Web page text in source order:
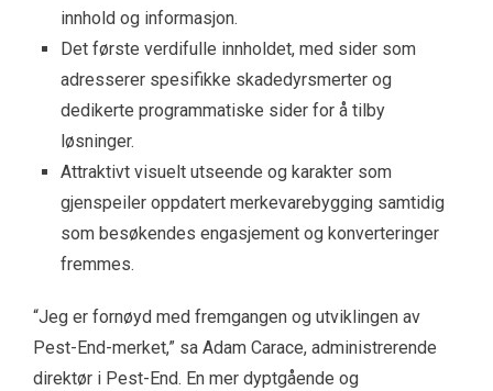
innhold og informasjon.
Det første verdifulle innholdet, med sider som
adresserer spesifikke skadedyrsmerter og
dedikerte programmatiske sider for å tilby
løsninger.
Attraktivt visuelt utseende og karakter som
gjenspeiler oppdatert merkevarebygging samtidig
som besøkendes engasjement og konverteringer
fremmes.
“Jeg er fornøyd med fremgangen og utviklingen av
Pest-End-merket,” sa Adam Carace, administrerende
direktør i Pest-End. En mer dyptgående og